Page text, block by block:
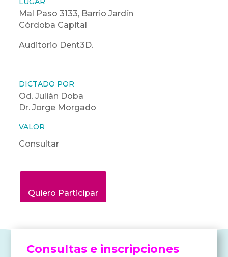
Mal Paso 3133, Barrio Jardín
Córdoba Capital
Auditorio Dent3D.
DICTADO POR
Od. Julián Doba
Dr. Jorge Morgado
VALOR
Consultar
Quiero Participar
Consultas e inscripciones